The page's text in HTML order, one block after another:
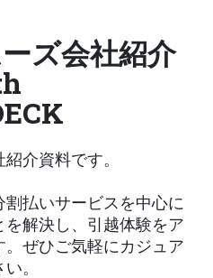
ズ会社紹介
介資料です。
払いサービスを中心に
解決し、引越体験をア
ぜひご気軽にカジュア
。